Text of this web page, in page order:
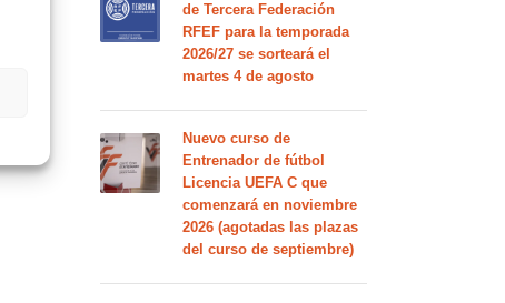
de Tercera Federación
RFEF para la temporada
2026/27 se sorteará el
martes 4 de agosto
Nuevo curso de
Entrenador de fútbol
Licencia UEFA C que
comenzará en noviembre
2026 (agotadas las plazas
del curso de septiembre)